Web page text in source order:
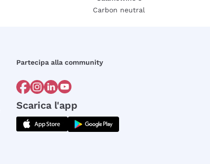
Carbon neutral
Partecipa alla community
Scarica l'app